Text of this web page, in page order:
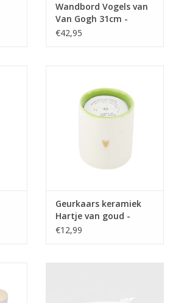
Wandbord Vogels van
Van Gogh 31cm -
Heinen Delfts Blauw
€42,95
Geurkaars keramiek
Hartje van goud -
Zusss
€12,99